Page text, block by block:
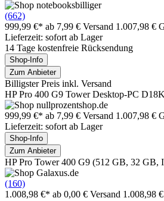
(662)
999,99 €* ab 7,99 € Versand 1.007,98 €
Lieferzeit: sofort ab Lager
14 Tage kostenfreie Rücksendung
Shop-Info
Zum Anbieter
Billigster Preis inkl. Versand
HP Pro 400 G9 Tower Desktop-PC
999,99 €* ab 7,99 € Versand 1.007,98 €
Lieferzeit: sofort ab Lager
Shop-Info
Zum Anbieter
HP Pro Tower 400 G9 (512 GB, 32 GB,
(160)
1.008,98 €* ab 0,00 € Versand 1.008,98